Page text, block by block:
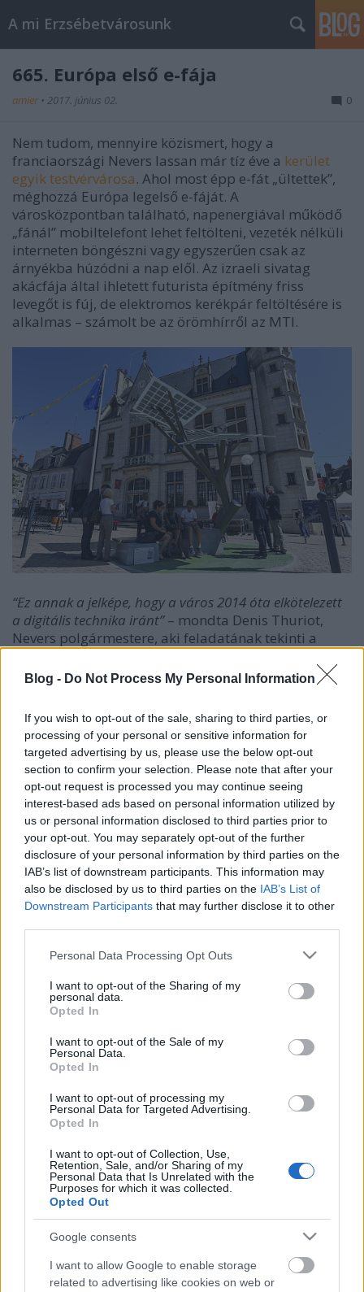
Blog - Do Not Process My Personal Information
If you wish to opt-out of the sale, sharing to third parties, or
processing of your personal or sensitive information for
targeted advertising by us, please use the below opt-out
section to confirm your selection. Please note that after your
opt-out request is processed you may continue seeing
interest-based ads based on personal information utilized by
us or personal information disclosed to third parties prior to
your opt-out. You may separately opt-out of the further
disclosure of your personal information by third parties on the
IAB’s list of downstream participants. This information may
also be disclosed by us to third parties on the IAB’s List of
Downstream Participants that may further disclose it to other
Please note that this website/app uses one or more Google
not limited to your visit or usage behaviour. You may click to
grant or deny consent to Google and its third-party tags to
use your data for below specified purposes in below Google
consent section.
Personal Data Processing Opt Outs
I want to opt-out of the Sharing of my
personal data.
Opted In
I want to opt-out of the Sale of my
Personal Data.
Opted In
I want to opt-out of processing my
Personal Data for Targeted Advertising.
Opted In
I want to opt-out of Collection, Use,
Retention, Sale, and/or Sharing of my
Personal Data that Is Unrelated with the
Purposes for which it was collected.
Opted Out
Google consents
I want to allow Google to enable storage
related to advertising like cookies on web or
A mi Erzsébetvárosunk
665. Európa első e-fája
amier • 2017. június 02. 0
Nem tudom, mennyire közismert, hogy a
franciaországi Nevers lassan már tíz éve a kerület
egyik testvérvárosa. Ahol most épp e-fát „ültettek”,
méghozzá Európa legelső e-fáját. A
városközpontban található, napenergiával működő
„fánál” mobiltelefont lehet feltölteni, vezeték nélküli
interneten böngészni vagy egyszerűen csak az
árnyékba húzódni a nap elől. Az izraeli sivatag
akácfája által ihletett futurista építmény friss
levegőt is fúj, de elektromos kerékpár feltöltésére is
alkalmas – számolt be az örömhírről az MTI.
“Ez annak a jelképe, hogy a város 2014 óta elkötelezett
a digitális technika iránt”– mondta Denis Thuriot,
Nevers polgármestere, aki feladatának tekinti a
városában.
Az első működő e-fát (e-Tree) a 2015 decemberében
tartott párizsi klímakonferencia keretében mutatták
be, s ezt a fát ültették most el Nevers-ben. Jelenleg a
világ tucatnyi városában működik a mesterséges fa.
Magyarországon nyilván az ilyet is simán kivágnák.
Magyar Narancs
Kispál Tibor,
És fa minálunk a kerületben: 1 hét után tűnt el a
kettétörött fa lombkoronája a Rózsa utca 14. alatti
lakóház elől. Nem túl szakszerűen. Talán az
illetékesek helyrehozzák és lekezelik a törzsén
keletkezett sérüléseket. (Kispál Tibor)